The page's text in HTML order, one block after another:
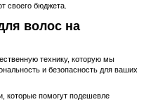
своего бюджета.
волос на
технику, которую мы
и безопасность для ваших
которые помогут подешевле